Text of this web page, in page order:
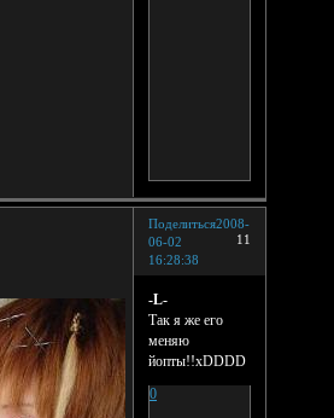
Поделиться
11
2008-
06-02
16:28:38
-L-
Так я же его
меняю
йопты!!xDDDD
0